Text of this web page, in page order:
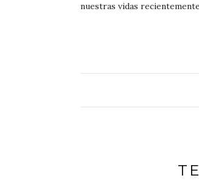
nuestras vidas